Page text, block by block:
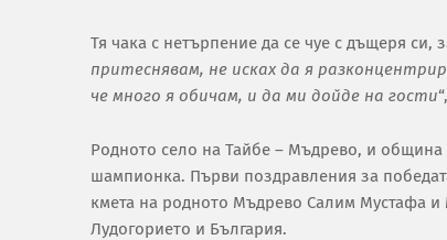
Тя чака с нетърпение да се чуе с дъщеря си,
притеснявам, не исках да я
че много я обичам, и да ми дойде на гости
Родното село на Тайбе – Мъдрево, и община
шампионка. Първи поздравления за
кмета на родното Мъдрево Салим Мустафа и
Лудогорието и България.